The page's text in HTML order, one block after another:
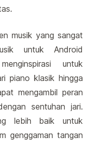
musik yang sangat
untuk Android
untuk
piano klasik hingga
mengambil peran
sentuhan jari.
lebih baik untuk
genggaman tangan